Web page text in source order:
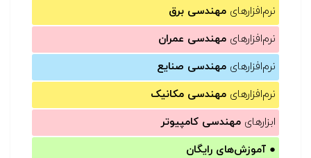
نرم‌افزارهای مهندسی برق
نرم‌افزارهای مهندسی عمران
نرم‌افزارهای مهندسی صنایع
نرم‌افزارهای مهندسی مکانیک
ابزارهای مهندسی کامپیوتر
● آموزش‌های رایگان